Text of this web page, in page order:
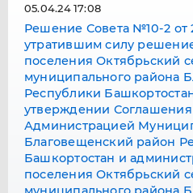
Решение Совета №10-2 от
утратившим силу
поселения Октябрьский
муниципального района
Республики
утверждении
Администрацией
Благовещенский район
Башкортостан и
поселения Октябрьский
05.04.24 17:08